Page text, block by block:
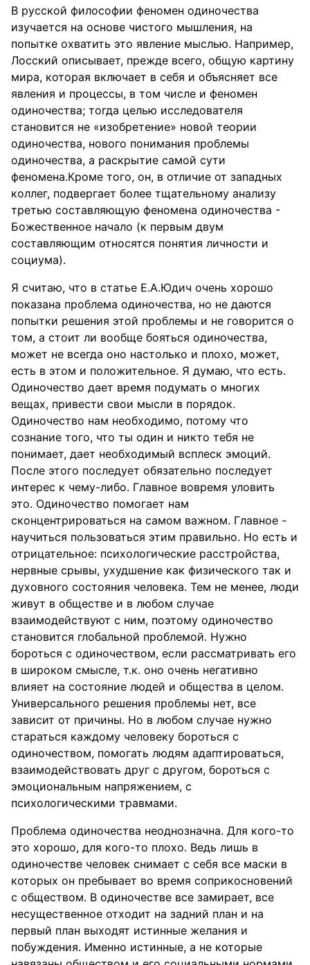
В русской философии феномен одиночества
изучается на основе чистого мышления, на
попытке охватить это явление мыслью. Например,
Лосский описывает, прежде всего, общую картину
мира, которая включает в себя и объясняет все
явления и процессы, в том числе и феномен
одиночества; тогда целью исследователя
становится не «изобретение» новой теории
одиночества, нового понимания проблемы
одиночества, а раскрытие самой сути
феномена.Кроме того, он, в отличие от западных
коллег, подвергает более тщательному анализу
третью составляющую феномена одиночества -
Божественное начало (к первым двум
составляющим относятся понятия личности и
социума).
Я считаю, что в статье Е.А.Юдич очень хорошо
показана проблема одиночества, но не даются
попытки решения этой проблемы и не говорится о
том, а стоит ли вообще бояться одиночества,
может не всегда оно настолько и плохо, может,
есть в этом и положительное. Я думаю, что есть.
Одиночество дает время подумать о многих
вещах, привести свои мысли в порядок.
Одиночество нам необходимо, потому что
сознание того, что ты один и никто тебя не
понимает, дает необходимый всплеск эмоций.
После этого последует обязательно последует
интерес к чему-либо. Главное вовремя уловить
это. Одиночество помогает нам
сконцентрироваться на самом важном. Главное -
научиться пользоваться этим правильно. Но есть и
отрицательное: психологические расстройства,
нервные срывы, ухудшение как физического так и
духовного состояния человека. Тем не менее, люди
живут в обществе и в любом случае
взаимодействуют с ним, поэтому одиночество
становится глобальной проблемой. Нужно
бороться с одиночеством, если рассматривать его
в широком смысле, т.к. оно очень негативно
влияет на состояние людей и общества в целом.
Универсального решения проблемы нет, все
зависит от причины. Но в любом случае нужно
стараться каждому человеку бороться с
одиночеством, помогать людям адаптироваться,
взаимодействовать друг с другом, бороться с
эмоциональным напряжением, с
психологическими травмами.
Проблема одиночества неоднозначна. Для кого-то
это хорошо, для кого-то плохо. Ведь лишь в
одиночестве человек снимает с себя все маски в
которых он пребывает во время соприкосновений
с обществом. В одиночестве все замирает, все
несущественное отходит на задний план и на
первый план выходят истинные желания и
побуждения. Именно истинные, а не которые